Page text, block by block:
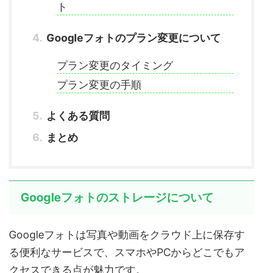
ト
Googleフォトのプラン変更について
プラン変更のタイミング
プラン変更の手順
よくある質問
まとめ
Googleフォトのストレージについて
Googleフォトは写真や動画をクラウド上に保存す
る便利なサービスで、スマホやPCからどこでもア
クセスできる点が魅力です。